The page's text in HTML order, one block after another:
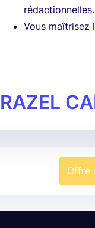
rédactionnelles.
Vous maîtrisez
RAZEL
Offre